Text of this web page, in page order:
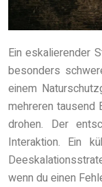
Ein eskalierender
besonders
einem
mehreren tausend
drohen. Der
Interaktion. Ein
wenn du einen